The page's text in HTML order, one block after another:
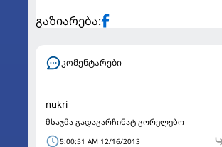
გაზიარება:
კომენტარები
nukri
მსაჯმა გადაგარჩინატ გორელებო
5:00:51 AM 12/16/2013